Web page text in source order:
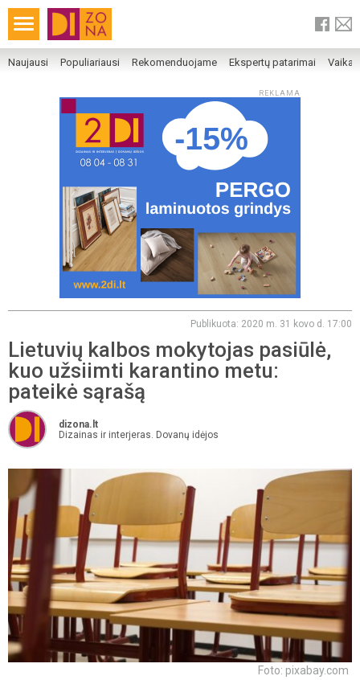
Naujausi Populiariausi Rekomenduojame Ekspertų patarimai
REKLAMA
Publikuota: 2020 m. 31 kovo d. 17:00
Lietuvių kalbos mokytojas pasiūlė,
kuo užsiimti karantino metu:
pateikė sąrašą
dizona.lt
Dizainas ir interjeras. Dovanų idėjos
Foto: pixabay.com